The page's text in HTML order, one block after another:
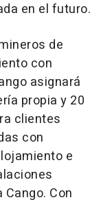
en el futuro.
de
con
asignará
propia y 20
clientes
con
e
Con